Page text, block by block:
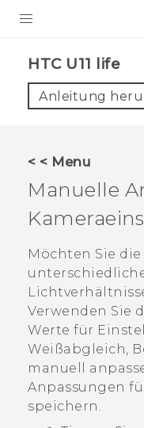
VIVE
VIVERSE
UNTERSTÜTZUNG
HTC-Geräte und
Anmelden
HTC U11 life‎
Anleitung
< < Menu
Manuelle
Möchten Sie
Verwenden Sie
Werte für
Weißabgleich,
manuell
Anpassungen
speichern.